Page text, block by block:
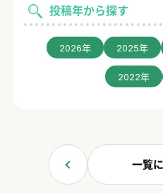
投稿年から探す
2026年 2025年
2022年
一覧